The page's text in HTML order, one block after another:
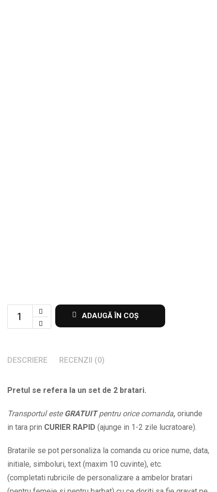
Set
cu
Impreuna
totdeauna
BPC617
quantity
ADAUGĂ ÎN COȘ
DESCRIERE RECENZII (0)
Pretul se refera la un set de 2 bratari.
Transportul esteGRATUITpentru orice comanda, oriunde
in tara prin CURIER RAPID (ajunge in 1-2 zile lucratoare).
Bratarile se pot personaliza la comanda cu orice nume, data,
initiale, simboluri, text (maxim 10 cuvinte), etc.
(completati rubricile de personalizare a ambelor bratari